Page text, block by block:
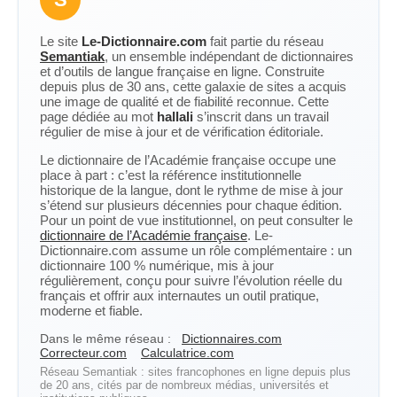
Le site Le-Dictionnaire.com fait partie du réseau
Semantiak, un ensemble indépendant de dictionnaires
et d’outils de langue française en ligne. Construite
depuis plus de 30 ans, cette galaxie de sites a acquis
une image de qualité et de fiabilité reconnue. Cette
page dédiée au mot hallali s’inscrit dans un travail
régulier de mise à jour et de vérification éditoriale.
Le dictionnaire de l’Académie française occupe une
place à part : c’est la référence institutionnelle
historique de la langue, dont le rythme de mise à jour
s’étend sur plusieurs décennies pour chaque édition.
Pour un point de vue institutionnel, on peut consulter le
dictionnaire de l’Académie française. Le-
Dictionnaire.com assume un rôle complémentaire : un
dictionnaire 100 % numérique, mis à jour
régulièrement, conçu pour suivre l’évolution réelle du
français et offrir aux internautes un outil pratique,
moderne et fiable.
Dans le même réseau :
Dictionnaires.com
Correcteur.com
Calculatrice.com
Réseau Semantiak : sites francophones en ligne depuis plus
de 20 ans, cités par de nombreux médias, universités et